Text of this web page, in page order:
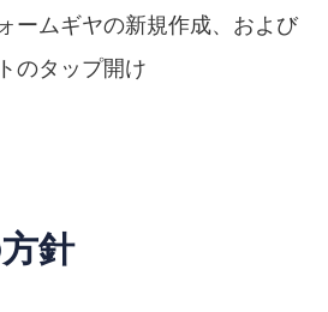
ームギヤの新規作成、および
のタップ開け
針